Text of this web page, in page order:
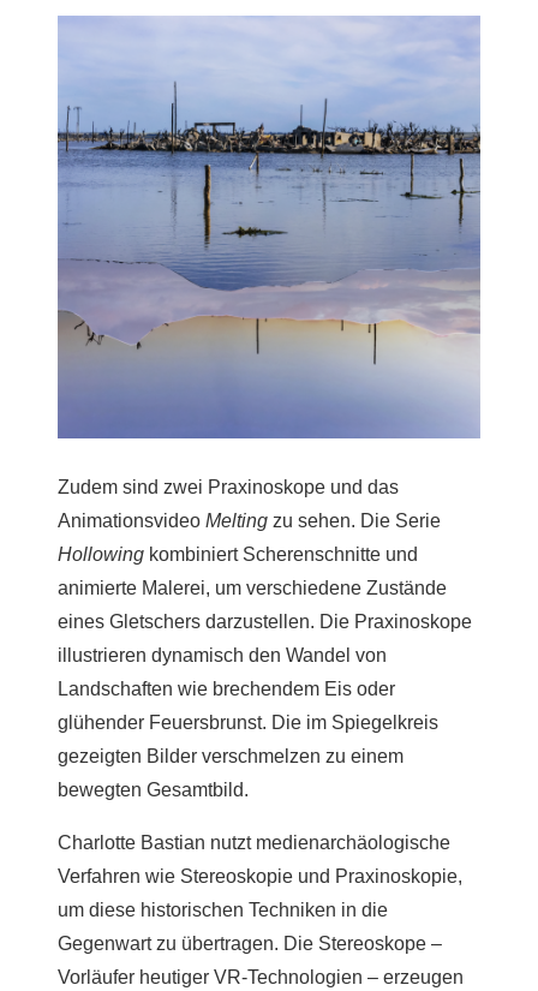
Zudem sind zwei Praxinoskope und das
Animationsvideo Melting zu sehen. Die Serie
Hollowing kombiniert Scherenschnitte und
animierte Malerei, um verschiedene Zustände
eines Gletschers darzustellen. Die Praxinoskope
illustrieren dynamisch den Wandel von
Landschaften wie brechendem Eis oder
glühender Feuersbrunst. Die im Spiegelkreis
gezeigten Bilder verschmelzen zu einem
bewegten Gesamtbild.
Charlotte Bastian nutzt medienarchäologische
Verfahren wie Stereoskopie und Praxinoskopie,
um diese historischen Techniken in die
Gegenwart zu übertragen. Die Stereoskope –
Vorläufer heutiger VR-Technologien – erzeugen